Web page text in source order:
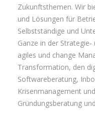
Zukunftsthemen. Wir
und Lösungen für
Selbstständige und
Ganze in der
agiles und change
Transformation, den
Softwareberatung,
Krisenmanagement
Gründungsberatung